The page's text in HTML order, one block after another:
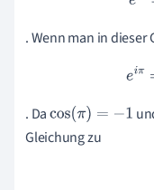
. Wenn man in
. Dacos(π)= −1
Gleichung zu